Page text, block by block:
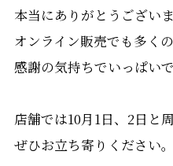
本当にありがとうございま
オンライン販売でも多く
感謝の気持ちでいっぱいで
店舗では10月1日、2日と
ぜひお立ち寄りください。